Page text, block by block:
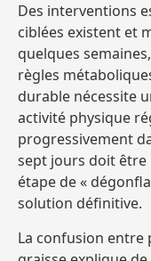
Des interventions
ciblées existent et
quelques
règles
durable nécessite
activité physique
progressivement
sept jours doit être
étape de «
solution définitive.
La confusion entre